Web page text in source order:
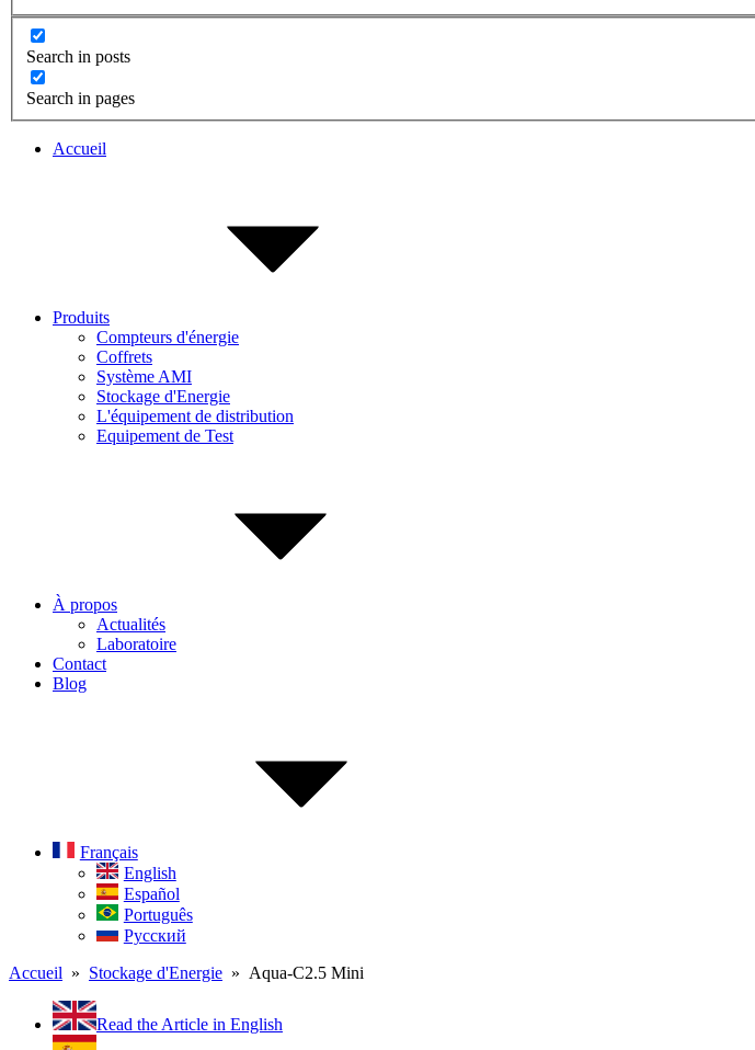
Search in posts
Search in pages
Accueil
Produits
Compteurs d'énergie
Coffrets
Système AMI
Stockage d'Energie
L'équipement de distribution
Equipement de Test
À propos
Actualités
Laboratoire
Contact
Blog
Français
English
Español
Português
Русский
Accueil » Stockage d'Energie » Aqua-C2.5 Mini
Read the Article in English